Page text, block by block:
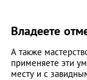
Владеете
А также
применяете эти
месту и с